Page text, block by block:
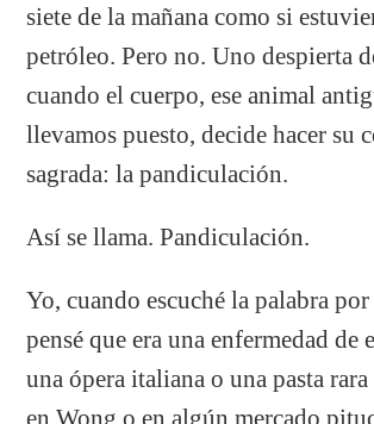
siete de la mañana como si
petróleo. Pero no. Uno despierta
cuando el cuerpo, ese animal
llevamos puesto, decide hacer su
sagrada: la pandiculación.
Así se llama. Pandiculación.
Yo, cuando escuché la palabra
pensé que era una enfermedad de
una ópera italiana o una pasta
en Wong o en algún mercado